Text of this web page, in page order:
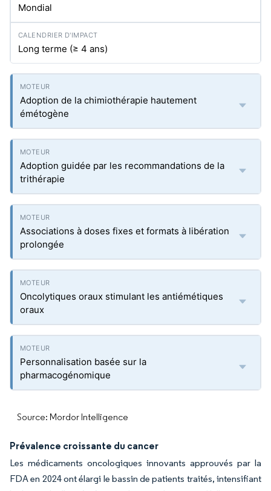
Mondial
Long terme (≥ 4 ans)
Adoption de la chimiothérapie hautement
émétogène
Adoption guidée par les recommandations de la
trithérapie
Associations à doses fixes et formats à libération
prolongée
Oncolytiques oraux stimulant les antiémétiques
oraux
Personnalisation basée sur la
pharmacogénomique
Source: Mordor Intelligence
Prévalence croissante du cancer
Les médicaments oncologiques innovants approuvés par la
FDA en 2024 ont élargi le bassin de patients traités, intensifiant